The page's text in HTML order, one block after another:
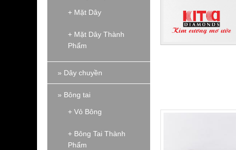
+ Mặt Dây
+ Mặt Dây Thành
Phẩm
» Dây chuyền
» Bông tai
+ Vỏ Bông
+ Bông Tai Thành
Phẩm